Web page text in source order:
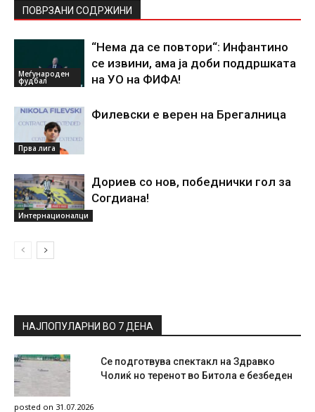
ПОВРЗАНИ СОДРЖИНИ
Меѓународен
фудбал
“Нема да се повтори“: Инфантино
се извини, ама ја доби поддршката
на УО на ФИФА!
Прва лига
Филевски е верен на Брегалница
Интернационалци
Дориев со нов, победнички гол за
Согдиана!
НАЈПОПУЛАРНИ ВО 7 ДЕНА
Се подготвува спектакл на Здравко
Чолиќ но теренот во Битола е безбеден
posted on 31.07.2026